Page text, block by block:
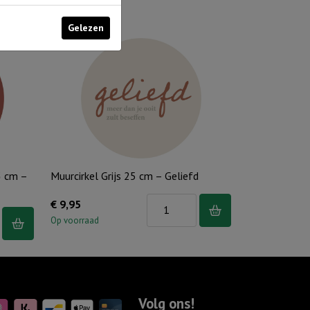
cm –
Muurcirkel Grijs 25 cm – Geliefd
€ 9,95
Op voorraad
cm
Geliefd
Volg ons!
Gelezen